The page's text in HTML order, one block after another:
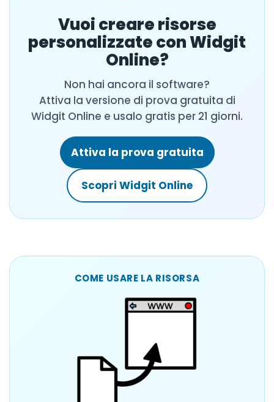
Vuoi creare risorse
personalizzate con Widgit
Online?
Non hai ancora il software?
Attiva la versione di prova gratuita di
Widgit Online e usalo gratis per 21 giorni.
Attiva la prova gratuita
Scopri Widgit Online
COME USARE LA RISORSA